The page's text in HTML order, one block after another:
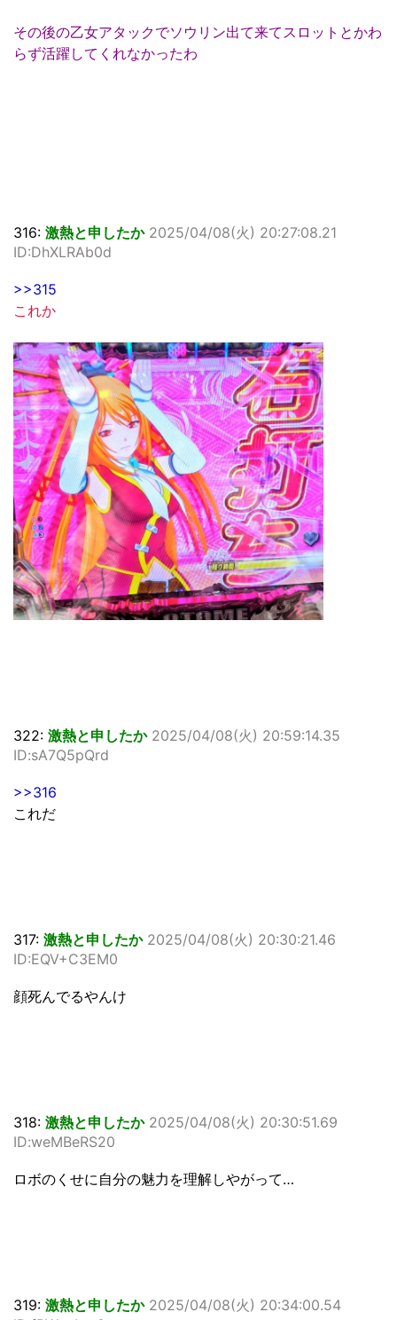
その後の乙女アタックでソウリン出て来てスロットとかわ
らず活躍してくれなかったわ
316: 激熱と申したか 2025/04/08(火) 20:27:08.21
ID:DhXLRAb0d
>>315
これか
322: 激熱と申したか 2025/04/08(火) 20:59:14.35
ID:sA7Q5pQrd
>>316
これだ
317: 激熱と申したか 2025/04/08(火) 20:30:21.46
ID:EQV+C3EM0
顔死んでるやんけ
318: 激熱と申したか 2025/04/08(火) 20:30:51.69
ID:weMBeRS20
ロボのくせに自分の魅力を理解しやがって…
319: 激熱と申したか 2025/04/08(火) 20:34:00.54